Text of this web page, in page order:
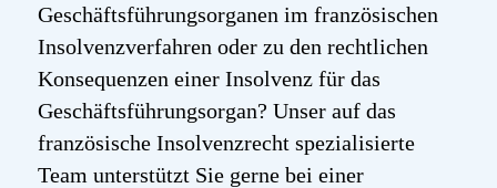
Geschäftsführungsorganen im französischen
Insolvenzverfahren oder zu den rechtlichen
Konsequenzen einer Insolvenz für das
Geschäftsführungsorgan? Unser auf das
französische Insolvenzrecht spezialisierte
Team unterstützt Sie gerne bei einer